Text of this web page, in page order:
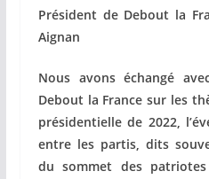
Président de Debout la
Aignan
Nous avons échangé
Debout la France sur les
présidentielle de 2022,
entre les partis, dits
du sommet des